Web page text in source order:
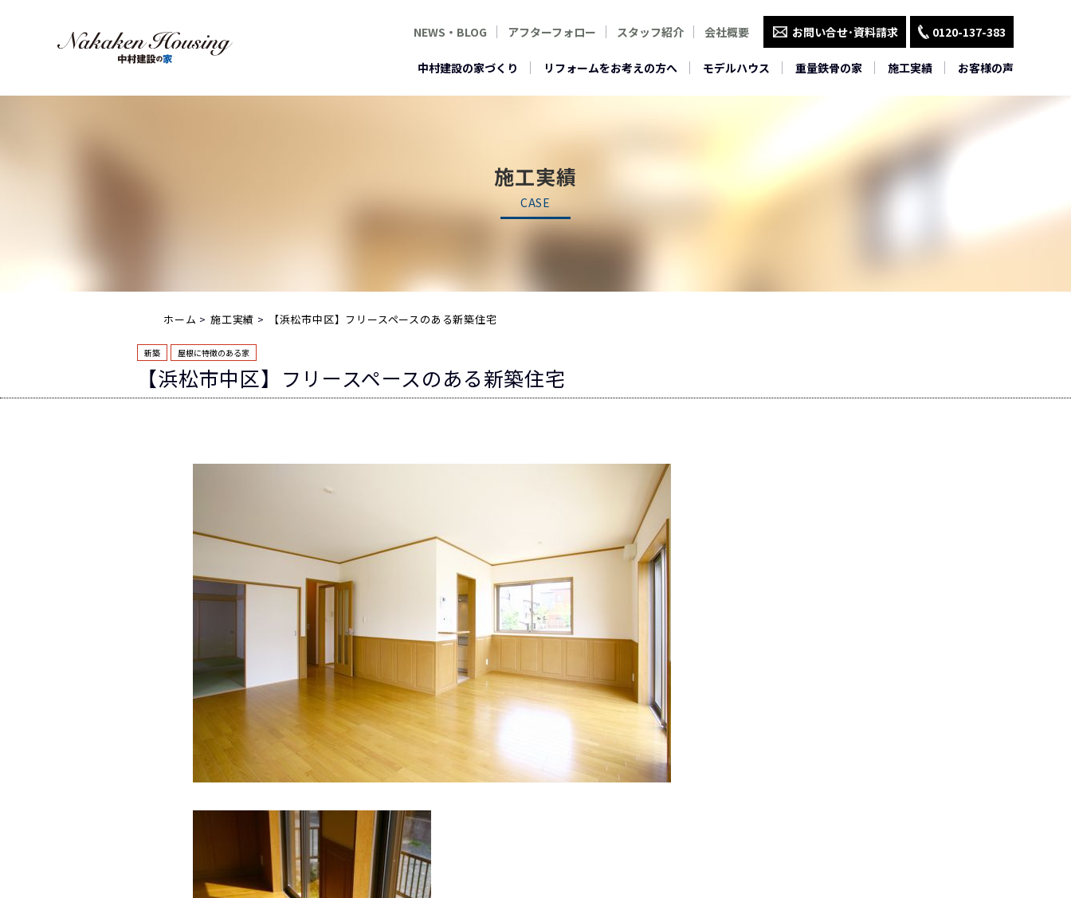
NEWS・BLOG アフターフォロー スタッフ紹介 会社概要 お問い合せ･資料請求 0120-137-383
中村建設の家づくり リフォームをお考えの方へ モデルハウス 重量鉄骨の家 施工実績 お客様の声
施工実績
CASE
ホーム 施工実績 【浜松市中区】フリースペースのある新築住宅
新築 屋根に特徴のある家
【浜松市中区】フリースペースのある新築住宅